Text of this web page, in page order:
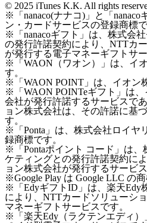
© 2025 iTunes K.K. All rights
※「nanaco(ナナコ)」と「
ン・カードサービスの登録商標で
※「nanacoギフト」は、株式会
の発行許諾契約により、NTTカ
が発行する電子マネーギフトサー
※「WAON（ワオン）」は、イ
す。
※「WAON POINT」は、イオン
※「WAON POINTeギフト」は
会社が発行許諾するサービスで
ョン株式会社は、その許諾に基
す。
※「Ponta」は、株式会社ロイヤ
録商標です。
※「Pontaポイント コード」は
ケティングとの発行許諾契約に
ョン株式会社が発行するサービス
※Google Play は Google LLC の商
※「EdyギフトID」は、楽天Edy
により、NTTカードソリューシ
マネーギフトサービスです。
※「楽天Edy（ラクテンエディ）